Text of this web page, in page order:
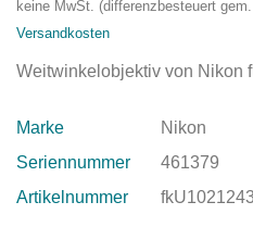
keine MwSt. (differenzbesteuert
Versandkosten
Weitwinkelobjektiv von Nikon
Marke
Nikon
Seriennummer
461379
Artikelnummer